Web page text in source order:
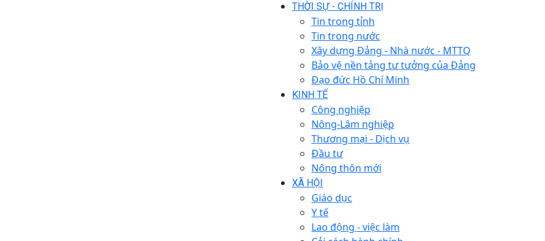
THỜI SỰ - CHÍNH TRỊ
Tin trong tỉnh
Tin trong nước
Xây dựng Đảng - Nhà nước - MTTQ
Bảo vệ nền tảng tư tưởng của Đảng
Đạo đức Hồ Chí Minh
KINH TẾ
Công nghiệp
Nông-Lâm nghiệp
Thương mại - Dịch vụ
Đầu tư
Nông thôn mới
XÃ HỘI
Giáo dục
Y tế
Lao động - việc làm